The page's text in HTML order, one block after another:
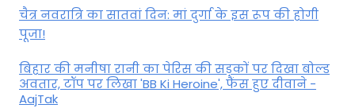
चैत्र नवरात्रि का सातवां दिन: मां दुर्गा के इस रूप की होगी
पूजा!
बिहार की मनीषा रानी का पेरिस की सड़कों पर दिखा बोल्ड
अवतार, टॉप पर लिखा 'BB Ki Heroine', फैंस हुए दीवाने -
AajTak